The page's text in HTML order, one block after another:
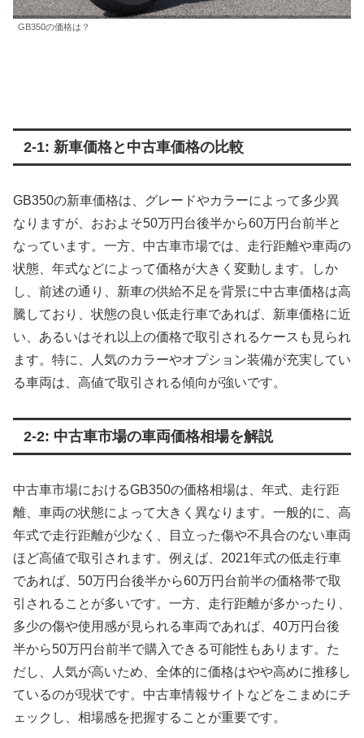
GB350の価格は？
2-1: 新車価格と中古車価格の比較
GB350の新車価格は、グレードやカラーによって多少異
なりますが、おおよそ50万円台後半から60万円台前半と
なっています。一方、中古車市場では、走行距離や車両の
状態、年式などによって価格が大きく変動します。しか
し、前述の通り、新車の供給不足を背景に中古車価格は高
騰しており、状態の良い低走行車であれば、新車価格に近
い、あるいはそれ以上の価格で取引されるケースも見られ
ます。特に、人気のカラーやオプション装備が充実してい
る車両は、高値で取引される傾向が強いです。
2-2: 中古車市場の車両価格相場を解説
中古車市場におけるGB350の価格相場は、年式、走行距
離、車両の状態によって大きく異なります。一般的に、高
年式で走行距離が少なく、目立った傷や不具合のない車両
ほど高値で取引されます。例えば、2021年式の低走行車
であれば、50万円台後半から60万円台前半の価格帯で取
引されることが多いです。一方、走行距離が多かったり、
多少の傷や使用感が見られる車両であれば、40万円台後
半から50万円台前半で購入できる可能性もあります。た
だし、人気が高いため、全体的に価格はやや高めに推移し
ているのが現状です。中古車情報サイトなどをこまめにチ
ェックし、相場感を把握することが重要です。